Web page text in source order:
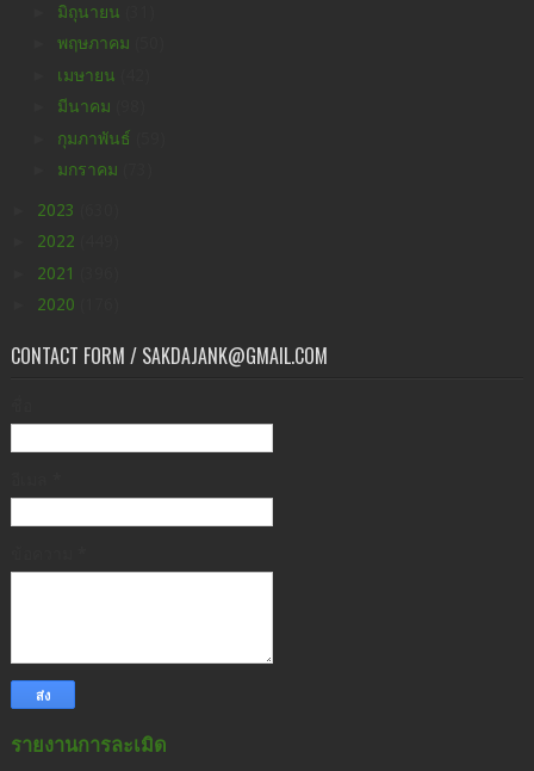
มิถุนายน
พฤษภาคม
เมษายน
มีนาคม
กุมภาพันธ์
มกราคม
2023
2022
2021
2020
CONTACT FORM / SAKDAJANK@GMAIL.COM
รายงานการละเมิด